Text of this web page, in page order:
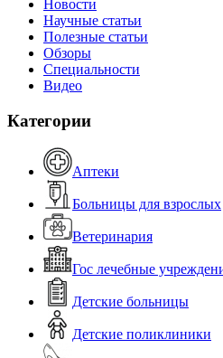
Новости
Научные статьи
Полезные статьи
Обзоры
Специальности
Видео
Категории
Аптеки
Больницы для взрослых
Ветеринария
Гос лечебные
Детские больницы
Детские поликлиники